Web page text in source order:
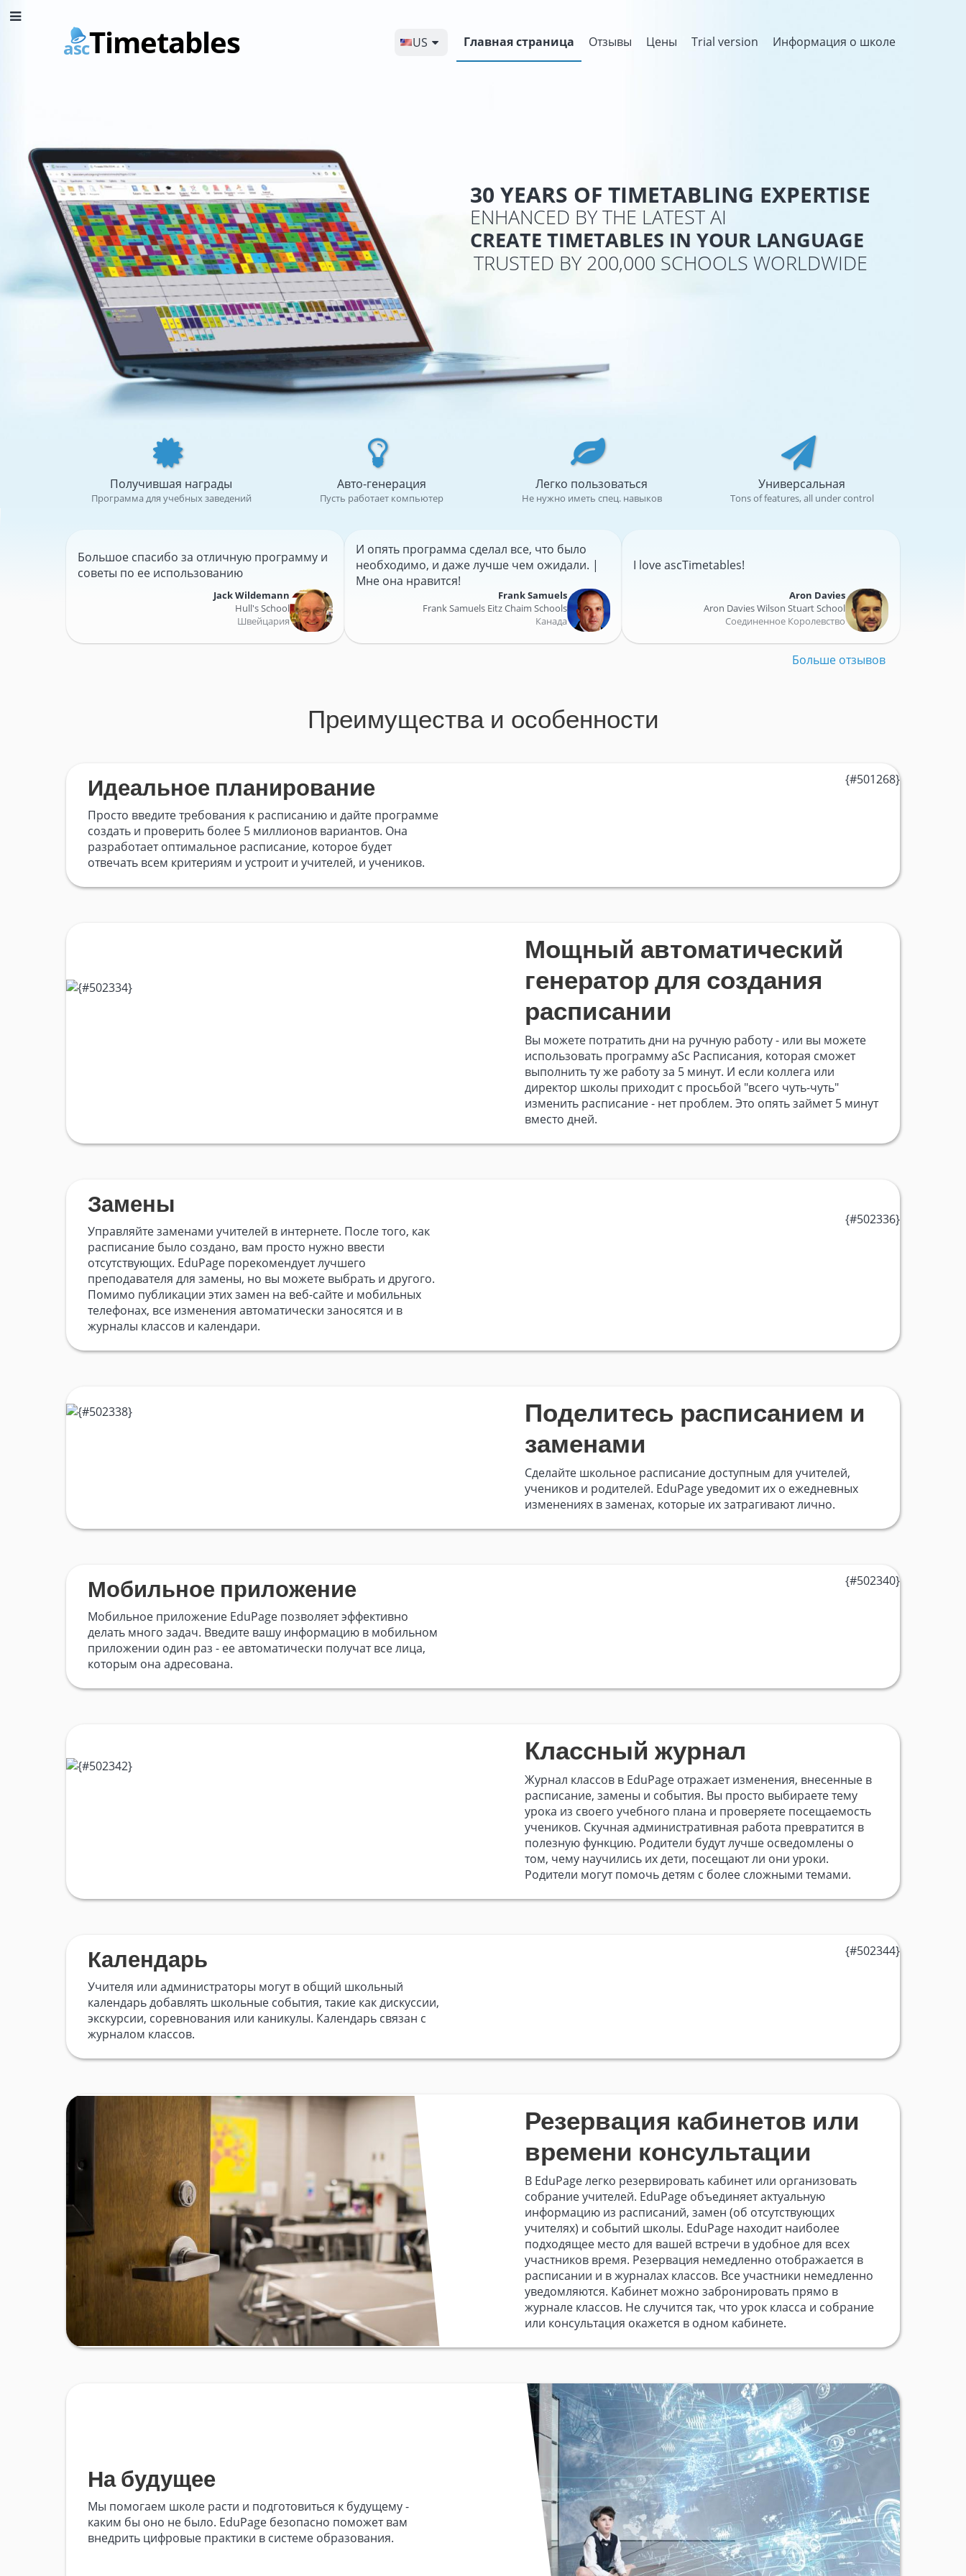
ascTimetables US Главная страница Отзывы Цены Trial version Информация о школе
30 YEARS OF TIMETABLING EXPERTISE
ENHANCED BY THE LATEST AI
CREATE TIMETABLES IN YOUR LANGUAGE
TRUSTED BY 200,000 SCHOOLS WORLDWIDE
Получившая награды
Программа для учебных заведений
Авто-генерация
Пусть работает компьютер
Легко пользоваться
Не нужно иметь спец. навыков
Универсальная
Tons of features, all under control
Большое спасибо за отличную программу и
советы по ее использованию
Jack Wildemann
Hull's School
Швейцария
И опять программа сделал все, что было
необходимо, и даже лучше чем ожидали. |
Мне она нравится!
Frank Samuels
Frank Samuels Eitz Chaim Schools
Канада
I love ascTimetables!
Aron Davies
Aron Davies Wilson Stuart School
Соединенное Королевство
Больше отзывов
Преимущества и особенности
Идеальное планирование
Просто введите требования к расписанию и дайте программе
создать и проверить более 5 миллионов вариантов. Она
разработает оптимальное расписание, которое будет
отвечать всем критериям и устроит и учителей, и учеников.
Мощный автоматический
генератор для создания
расписании
Вы можете потратить дни на ручную работу - или вы можете
использовать программу aSc Расписания, которая сможет
выполнить ту же работу за 5 минут. И если коллега или
директор школы приходит с просьбой "всего чуть-чуть"
изменить расписание - нет проблем. Это опять займет 5 минут
вместо дней.
Замены
Управляйте заменами учителей в интернете. После того, как
расписание было создано, вам просто нужно ввести
отсутствующих. EduPage порекомендует лучшего
преподавателя для замены, но вы можете выбрать и другого.
Помимо публикации этих замен на веб-сайте и мобильных
телефонах, все изменения автоматически заносятся и в
журналы классов и календари.
Поделитесь расписанием и
заменами
Сделайте школьное расписание доступным для учителей,
учеников и родителей. EduPage уведомит их о ежедневных
изменениях в заменах, которые их затрагивают лично.
Мобильное приложение
Мобильное приложение EduPage позволяет эффективно
делать много задач. Введите вашу информацию в мобильном
приложении один раз - ее автоматически получат все лица,
которым она адресована.
Классный журнал
Журнал классов в EduPage отражает изменения, внесенные в
расписание, замены и события. Вы просто выбираете тему
урока из своего учебного плана и проверяете посещаемость
учеников. Скучная административная работа превратится в
полезную функцию. Родители будут лучше осведомлены о
том, чему научились их дети, посещают ли они уроки.
Родители могут помочь детям с более сложными темами.
Календарь
Учителя или администраторы могут в общий школьный
календарь добавлять школьные события, такие как дискуссии,
экскурсии, соревнования или каникулы. Календарь связан с
журналом классов.
Резервация кабинетов или
времени консультации
В EduPage легко резервировать кабинет или организовать
собрание учителей. EduPage объединяет актуальную
информацию из расписаний, замен (об отсутствующих
учителях) и событий школы. EduPage находит наиболее
подходящее место для вашей встречи в удобное для всех
участников время. Резервация немедленно отображается в
расписании и в журналах классов. Все участники немедленно
уведомляются. Кабинет можно забронировать прямо в
журнале классов. Не случится так, что урок класса и собрание
или консультация окажется в одном кабинете.
На будущее
Мы помогаем школе расти и подготовиться к будущему -
каким бы оно не было. EduPage безопасно поможет вам
внедрить цифровые практики в системе образования.